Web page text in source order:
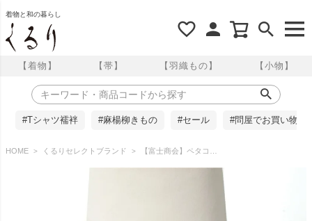
着物と和の暮らし
【着物】 【帯】 【羽織もの】 【小物】
#Tシャツ襦袢 #麻楊柳きもの #セール #問屋でお買い物
HOME くるりセレクトブランド 【富士商会】ペタコさんの半衿 ／シマエナガ